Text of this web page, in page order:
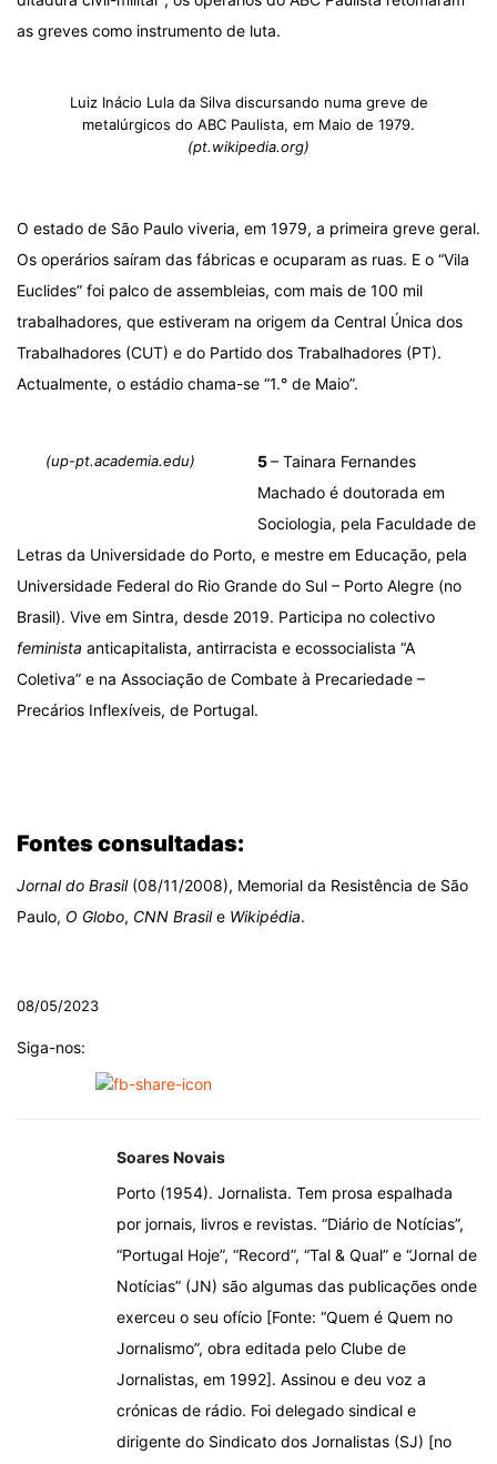
as greves como instrumento de luta.
Luiz Inácio Lula da Silva discursando numa greve de
metalúrgicos do ABC Paulista, em Maio de 1979.
(pt.wikipedia.org)
O estado de São Paulo viveria, em 1979, a primeira greve geral.
Os operários saíram das fábricas e ocuparam as ruas. E o “Vila
Euclides” foi palco de assembleias, com mais de 100 mil
trabalhadores, que estiveram na origem da Central Única dos
Trabalhadores (CUT) e do Partido dos Trabalhadores (PT).
Actualmente, o estádio chama-se “1.° de Maio”.
(up-pt.academia.edu) 5– Tainara Fernandes
Machado é doutorada em
Sociologia, pela Faculdade de
Letras da Universidade do Porto, e mestre em Educação, pela
Universidade Federal do Rio Grande do Sul – Porto Alegre (no
Brasil). Vive em Sintra, desde 2019. Participa no colectivo
feminista anticapitalista, antirracista e ecossocialista “A
Coletiva” e na Associação de Combate à Precariedade –
Precários Inflexíveis, de Portugal.
Fontes consultadas:
Jornal do Brasil(08/11/2008), Memorial da Resistência de São
Paulo, O Globo, CNN Brasile Wikipédia.
08/05/2023
Siga-nos:
Soares Novais
Porto (1954). Jornalista. Tem prosa espalhada
por jornais, livros e revistas. “Diário de Notícias”,
“Portugal Hoje”, “Record”, “Tal & Qual” e “Jornal de
Notícias” (JN) são algumas das publicações onde
exerceu o seu ofício [Fonte: “Quem é Quem no
Jornalismo”, obra editada pelo Clube de
Jornalistas, em 1992]. Assinou e deu voz a
crónicas de rádio. Foi delegado sindical e
dirigente do Sindicato dos Jornalistas (SJ) [no